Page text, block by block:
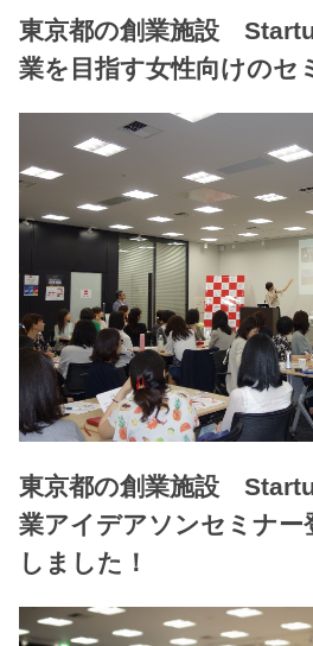
東京都の創業施設
業を目指す女性向けのセ
東京都の創業施設
業アイデアソンセミナ
しました！